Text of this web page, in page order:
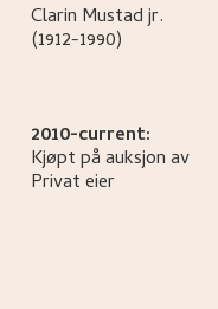
Clarin Mustad jr.
(1912-1990)
2010-current:
Kjøpt på auksjon av
Privat eier